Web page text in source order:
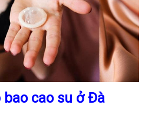
cao su ở Đà